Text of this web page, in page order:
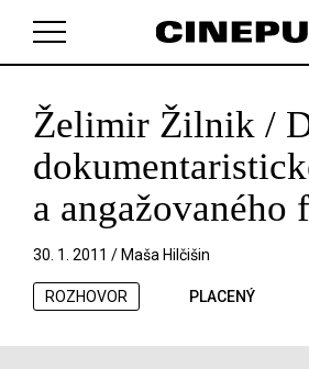
V košíku zatím
Želimir Žilnik /
a angažovaného
30. 1. 2011 / Maša Hilčišin
ROZHOVOR PLACENÝ